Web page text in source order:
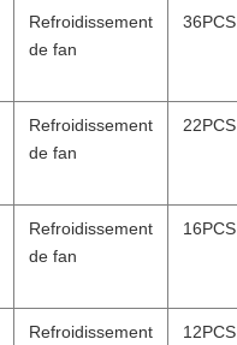
Refroidissement
de fan
36PCS
Refroidissement
de fan
22PCS
Refroidissement
de fan
16PCS
Refroidissement
12PCS